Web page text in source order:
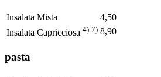
Insalata Mista
4,50
Insalata Capricciosa 4) 7) 8,90
pasta